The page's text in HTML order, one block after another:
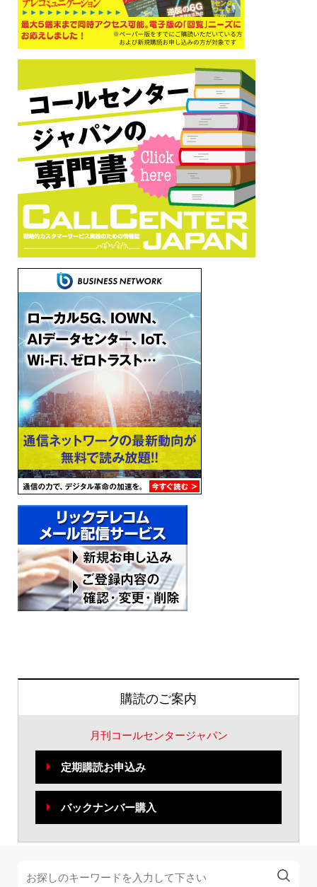
購読のご案内
月刊コールセンタージャパン
定期購読お申込み
バックナンバー購入